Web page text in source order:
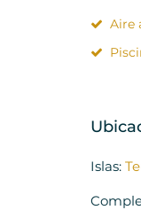
Aire
Islas: